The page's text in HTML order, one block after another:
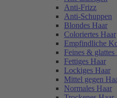
Anti-Frizz
Anti-Schuppen
Blondes Haar
Coloriertes Haar
Empfindliche
Feines & glattes
Fettiges Haar
Lockiges Haar
Mittel gegen
Normales Haar